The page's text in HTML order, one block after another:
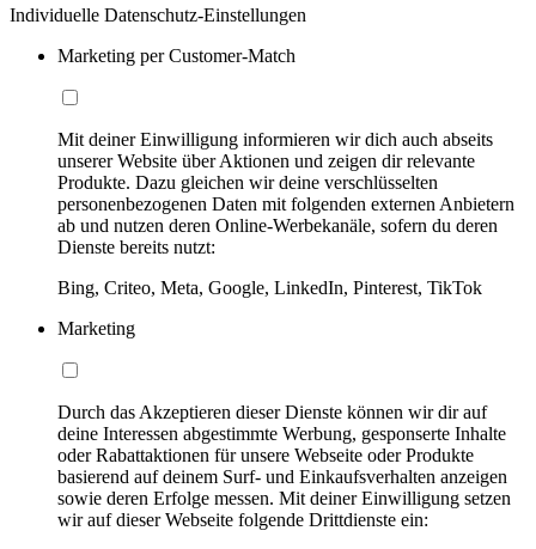
Individuelle Datenschutz-Einstellungen
Marketing per Customer-Match
Mit deiner Einwilligung informieren wir dich auch abseits
unserer Website über Aktionen und zeigen dir relevante
Produkte. Dazu gleichen wir deine verschlüsselten
personenbezogenen Daten mit folgenden externen Anbietern
ab und nutzen deren Online-Werbekanäle, sofern du deren
Dienste bereits nutzt:
Bing, Criteo, Meta, Google, LinkedIn, Pinterest, TikTok
Marketing
Durch das Akzeptieren dieser Dienste können wir dir auf
deine Interessen abgestimmte Werbung, gesponserte Inhalte
oder Rabattaktionen für unsere Webseite oder Produkte
basierend auf deinem Surf- und Einkaufsverhalten anzeigen
sowie deren Erfolge messen. Mit deiner Einwilligung setzen
wir auf dieser Webseite folgende Drittdienste ein: